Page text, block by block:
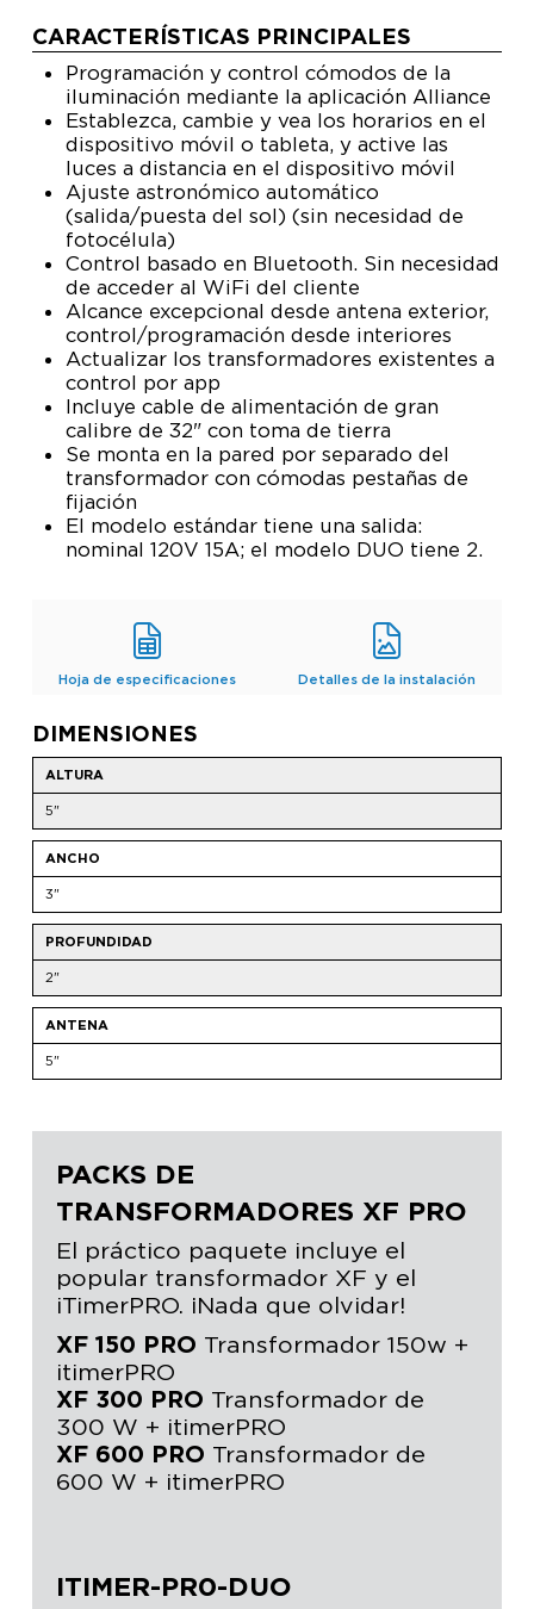
CARACTERÍSTICAS PRINCIPALES
Programación y control cómodos de la
iluminación mediante la aplicación Alliance
Establezca, cambie y vea los horarios en el
dispositivo móvil o tableta, y active las
luces a distancia en el dispositivo móvil
Ajuste astronómico automático
(salida/puesta del sol) (sin necesidad de
fotocélula)
Control basado en Bluetooth. Sin necesidad
de acceder al WiFi del cliente
Alcance excepcional desde antena exterior,
control/programación desde interiores
Actualizar los transformadores existentes a
control por app
Incluye cable de alimentación de gran
calibre de 32" con toma de tierra
Se monta en la pared por separado del
transformador con cómodas pestañas de
fijación
El modelo estándar tiene una salida:
nominal 120V 15A; el modelo DUO tiene 2.
Hoja de especificaciones Detalles de la instalación
DIMENSIONES
ALTURA
5"
ANCHO
3"
PROFUNDIDAD
2"
ANTENA
5"
PACKS DE
TRANSFORMADORES XF PRO
El práctico paquete incluye el
popular transformador XF y el
iTimerPRO. ¡Nada que olvidar!
XF 150 PRO Transformador 150w +
itimerPRO
XF 300 PRO Transformador de
300 W + itimerPRO
XF 600 PRO Transformador de
600 W + itimerPRO
ITIMER-PR0-DUO